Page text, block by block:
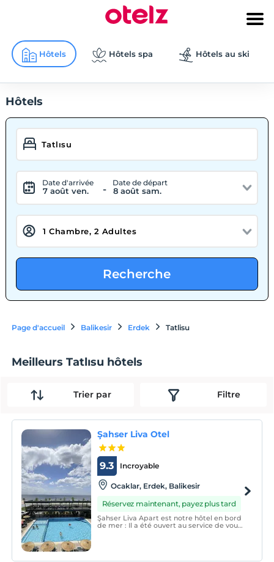
Hôtels Hôtels spa Hôtels au ski
Hôtels
Date d'arrivée
7 août ven. -
Date de départ
8 août sam.
Recherche
Page d'accueil Balikesir Erdek Tatlisu
Meilleurs Tatlısu hôtels
Trier par Filtre
Şahser Liva Otel
Incroyable
9.3
Ocaklar, Erdek, Balikesir
Réservez maintenant, payez plus tard
Şahser Liva Apart est notre hôtel en bord
de mer : Il a été ouvert au service de vous,